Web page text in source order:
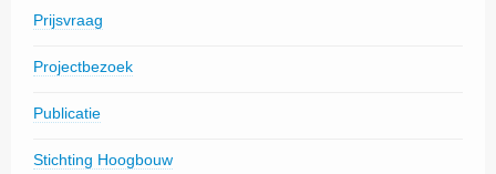
Prijsvraag
Projectbezoek
Publicatie
Stichting Hoogbouw